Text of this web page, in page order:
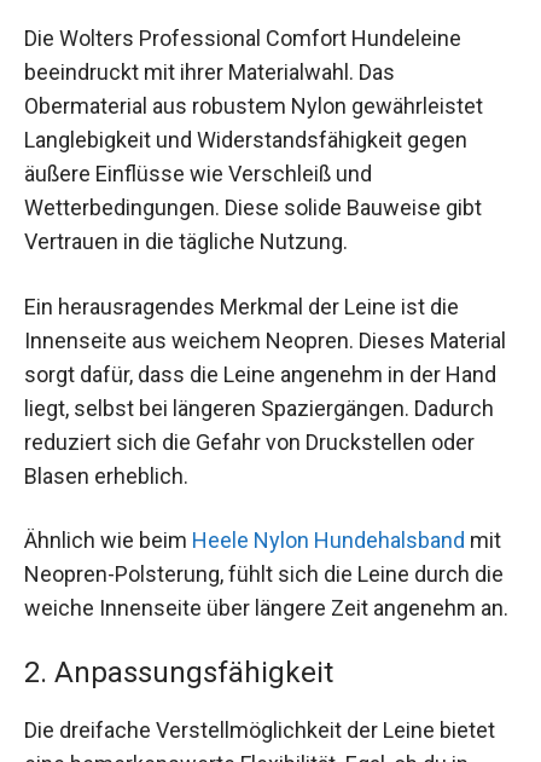
Die Wolters Professional Comfort Hundeleine
beeindruckt mit ihrer Materialwahl. Das
Obermaterial aus robustem Nylon gewährleistet
Langlebigkeit und Widerstandsfähigkeit gegen
äußere Einflüsse wie Verschleiß und
Wetterbedingungen. Diese solide Bauweise gibt
Vertrauen in die tägliche Nutzung.
Ein herausragendes Merkmal der Leine ist die
Innenseite aus weichem Neopren. Dieses Material
sorgt dafür, dass die Leine angenehm in der Hand
liegt, selbst bei längeren Spaziergängen. Dadurch
reduziert sich die Gefahr von Druckstellen oder
Blasen erheblich.
Ähnlich wie beim Heele Nylon Hundehalsband mit
Neopren-Polsterung, fühlt sich die Leine durch die
weiche Innenseite über längere Zeit angenehm an.
2. Anpassungsfähigkeit
Die dreifache Verstellmöglichkeit der Leine bietet